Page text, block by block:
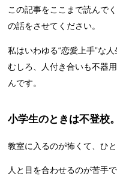
この記事をここまで読んで
の話をさせてください。
私はいわゆる“恋愛上手”な
むしろ、人付き合いも不器
んです。
小学生のときは不登校。
教室に入るのが怖くて、ひ
人と目を合わせるのが苦手